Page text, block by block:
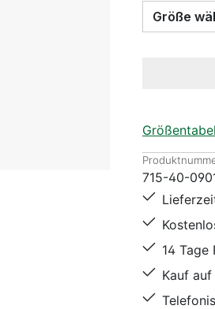
715-40-
14 Tage
Kauf auf